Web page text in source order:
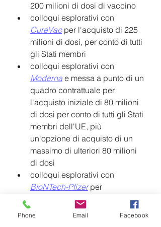
200 milioni di dosi di vaccino
colloqui esplorativi con
CureVac per l'acquisto di 225
milioni di dosi, per conto di tutti
gli Stati membri
colloqui esplorativi con
Moderna e messa a punto di un
quadro contrattuale per
l'acquisto iniziale di 80 milioni
di dosi per conto di tutti gli Stati
membri dell'UE, più
un'opzione di acquisto di un
massimo di ulteriori 80 milioni
di dosi
colloqui esplorativi con
BioNTech-Pfizer per
l'acquisto iniziale di 200 milioni
di dosi per conto di tutti gli Stati
Phone Email Facebook